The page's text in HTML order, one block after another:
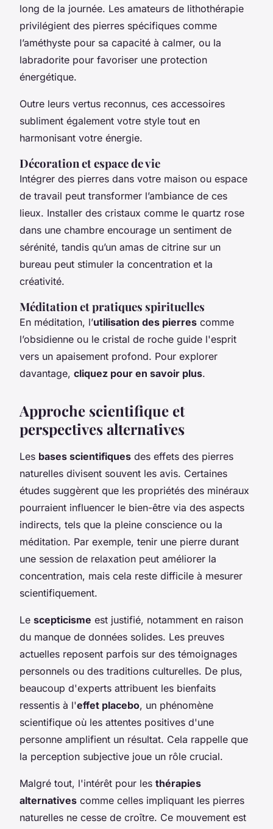
long de la journée. Les amateurs de lithothérapie
privilégient des pierres spécifiques comme
l’améthyste pour sa capacité à calmer, ou la
labradorite pour favoriser une protection
énergétique.
Outre leurs vertus reconnus, ces accessoires
subliment également votre style tout en
harmonisant votre énergie.
Décoration et espace de vie
Intégrer des pierres dans votre maison ou espace
de travail peut transformer l’ambiance de ces
lieux. Installer des cristaux comme le quartz rose
dans une chambre encourage un sentiment de
sérénité, tandis qu’un amas de citrine sur un
bureau peut stimuler la concentration et la
créativité.
Méditation et pratiques spirituelles
En méditation, l’utilisation des pierres comme
l’obsidienne ou le cristal de roche guide l'esprit
vers un apaisement profond. Pour explorer
davantage, cliquez pour en savoir plus.
Approche scientifique et
perspectives alternatives
Les bases scientifiques des effets des pierres
naturelles divisent souvent les avis. Certaines
études suggèrent que les propriétés des minéraux
pourraient influencer le bien-être via des aspects
indirects, tels que la pleine conscience ou la
méditation. Par exemple, tenir une pierre durant
une session de relaxation peut améliorer la
concentration, mais cela reste difficile à mesurer
scientifiquement.
Le scepticisme est justifié, notamment en raison
du manque de données solides. Les preuves
actuelles reposent parfois sur des témoignages
personnels ou des traditions culturelles. De plus,
beaucoup d'experts attribuent les bienfaits
ressentis à l'effet placebo, un phénomène
scientifique où les attentes positives d'une
personne amplifient un résultat. Cela rappelle que
la perception subjective joue un rôle crucial.
Malgré tout, l'intérêt pour les thérapies
alternatives comme celles impliquant les pierres
naturelles ne cesse de croître. Ce mouvement est